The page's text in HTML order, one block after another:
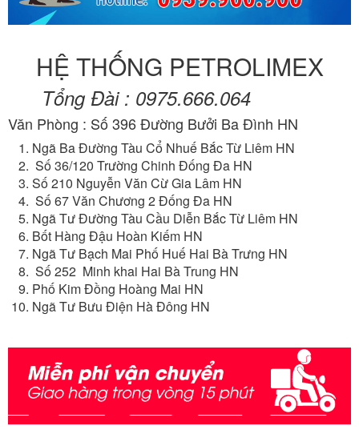
HỆ THỐNG PETROLIMEX
Tổng Đài : 0975.666.064
Văn Phòng : Số 396 Đường Bưởi Ba Đình HN
Ngã Ba Đường Tàu Cổ Nhuế Bắc Từ Liêm HN
Số 36/120 Trường Chinh Đống Đa HN
Số 210 Nguyễn Văn Cừ Gia Lâm HN
Số 67 Văn Chương 2 Đống Đa HN
Ngã Tư Đường Tàu Cầu Diễn Bắc Từ Liêm HN
Bốt Hàng Đậu Hoàn Kiếm HN
Ngã Tư Bạch Mai Phố Huế Hai Bà Trưng HN
Số 252 Minh khai Hai Bà Trung HN
Phố Kim Đồng Hoàng Mai HN
Ngã Tư Bưu Điện Hà Đông HN